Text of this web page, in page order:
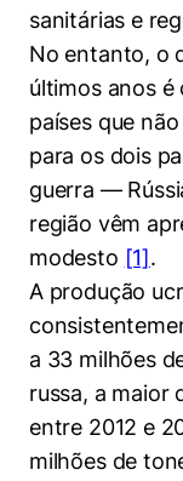
sanitárias e
No entanto, o
últimos anos
países que
para os dois
guerra —
região vêm
modesto [1].
A produção
a 33 milhões
russa, a maior
entre 2012 e
milhões de